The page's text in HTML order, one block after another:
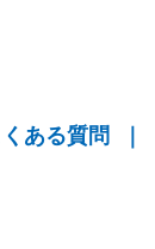
ある質問